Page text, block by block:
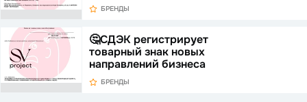
БРЕНДЫ
🤔СДЭК регистрирует
товарный знак новых
направлений бизнеса
БРЕНДЫ